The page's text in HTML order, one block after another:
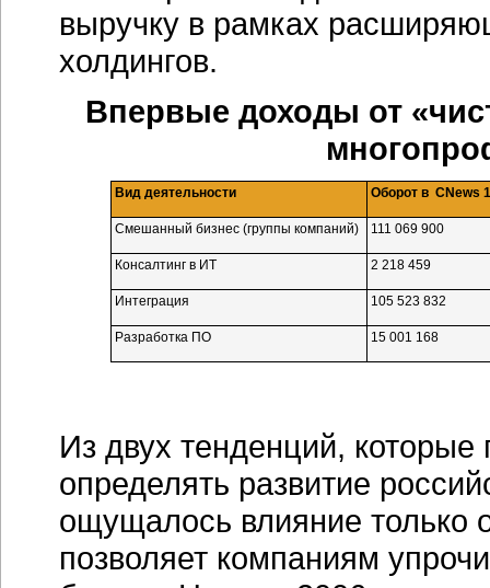
выручку в рамках
холдингов.
Впервые доходы от
Вид деятельности Оборот в CNews
Смешанный бизнес (группы компаний) 111 069 900
Консалтинг в ИТ 2 218 459
Интеграция 105 523 832
Разработка ПО 15 001 168
Из двух тенденций,
определять развитие
ощущалось влияние только
позволяет компаниям